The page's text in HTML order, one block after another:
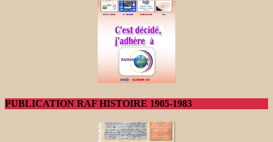
PUBLICATION RAF HISTOIRE 1905-1983